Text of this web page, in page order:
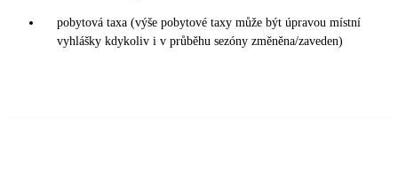
pobytová taxa (výše pobytové taxy může být úpravou místní
vyhlášky kdykoliv i v průběhu sezóny změněna/zaveden)